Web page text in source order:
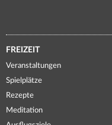
FREIZEIT
Veranstaltungen
Spielplätze
Rezepte
Meditation